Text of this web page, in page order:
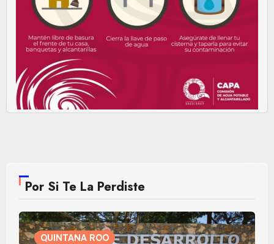
Por Si Te La Perdiste
QUINTANA ROO